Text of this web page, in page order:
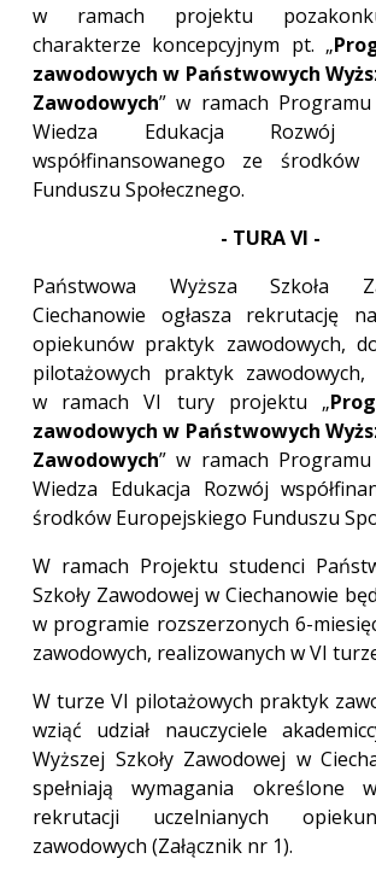
w ramach projektu
charakterze koncepcyjnym pt. „
zawodowych w Państwowych
Zawodowych” w ramach Programu
Wiedza Edukacja Rozwój
współfinansowanego ze środków
Funduszu Społecznego.
- TURA VI -
Państwowa Wyższa Szkoła
Ciechanowie ogłasza rekrutację
opiekunów praktyk zawodowych,
pilotażowych praktyk zawodowych,
w ramach VI tury projektu „
zawodowych w Państwowych
Zawodowych” w ramach Programu
Wiedza Edukacja Rozwój
środków Europejskiego Funduszu
W ramach Projektu studenci
Szkoły Zawodowej w Ciechanowie
w programie rozszerzonych 6-
zawodowych, realizowanych w VI
W turze VI pilotażowych praktyk
wziąć udział nauczyciele
Wyższej Szkoły Zawodowej w
spełniają wymagania określone
rekrutacji uczelnianych
zawodowych (Załącznik nr 1).